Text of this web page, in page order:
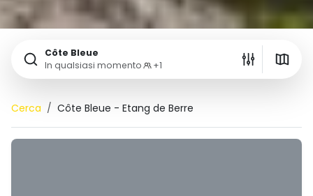
Côte Bleue
In qualsiasi momento
+1
Cerca Côte Bleue - Etang de Berre